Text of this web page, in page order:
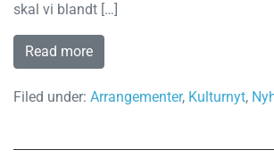
skal vi blandt […]
Read more
Filed under: Arrangementer, Kulturnyt,